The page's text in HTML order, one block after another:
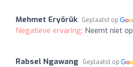
Mehmet Eryörük Geplaatst op
Negatieve ervaring: Neemt niet op
Rabsel Ngawang Geplaatst op